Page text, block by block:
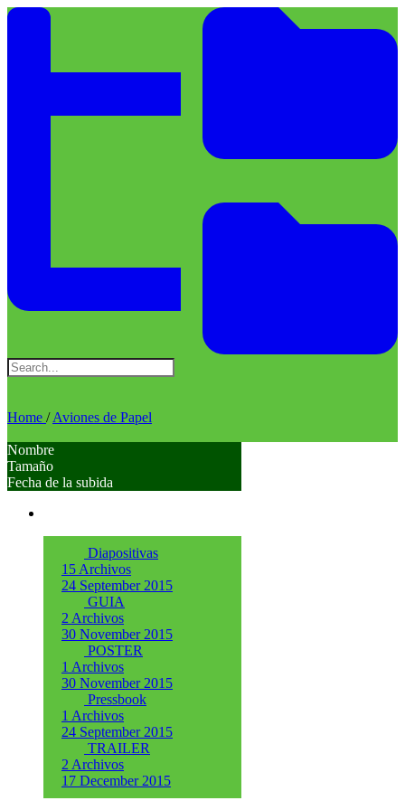
Home /Aviones de Papel
Nombre
Tamaño
Fecha de la subida
Diapositivas
15 Archivos
24 September 2015
GUIA
2 Archivos
30 November 2015
POSTER
1 Archivos
30 November 2015
Pressbook
1 Archivos
24 September 2015
TRAILER
2 Archivos
17 December 2015